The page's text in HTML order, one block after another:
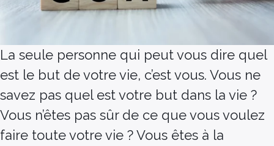
La seule personne qui peut vous dire quel
est le but de votre vie, c’est vous. Vous ne
savez pas quel est votre but dans la vie ?
Vous n’êtes pas sûr de ce que vous voulez
faire toute votre vie ? Vous êtes à la